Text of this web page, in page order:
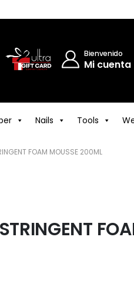
Bienvenido
Mi cuenta
Nails Tools
FOAM MOUSSE 200ML